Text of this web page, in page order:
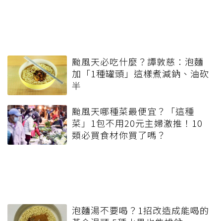
颱風天必吃什麼？譚敦慈：泡麵
加「1種罐頭」這樣煮減鈉、油砍
半
颱風天哪種菜最便宜？「這種
菜」1包不用20元主婦激推！10
類必買食材你買了嗎？
泡麵湯不要喝？1招改造成能喝的